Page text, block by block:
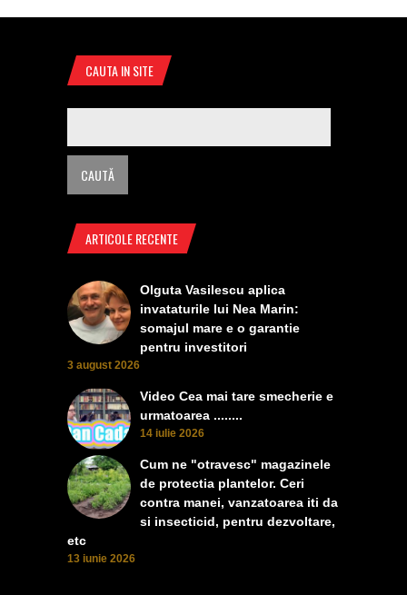
CAUTA IN SITE
ARTICOLE RECENTE
Olguta Vasilescu aplica
invataturile lui Nea Marin:
somajul mare e o garantie
pentru investitori
3 august 2026
Video Cea mai tare smecherie e
urmatoarea ........
14 iulie 2026
Cum ne "otravesc" magazinele
de protectia plantelor. Ceri
contra manei, vanzatoarea iti da
si insecticid, pentru dezvoltare,
etc
13 iunie 2026